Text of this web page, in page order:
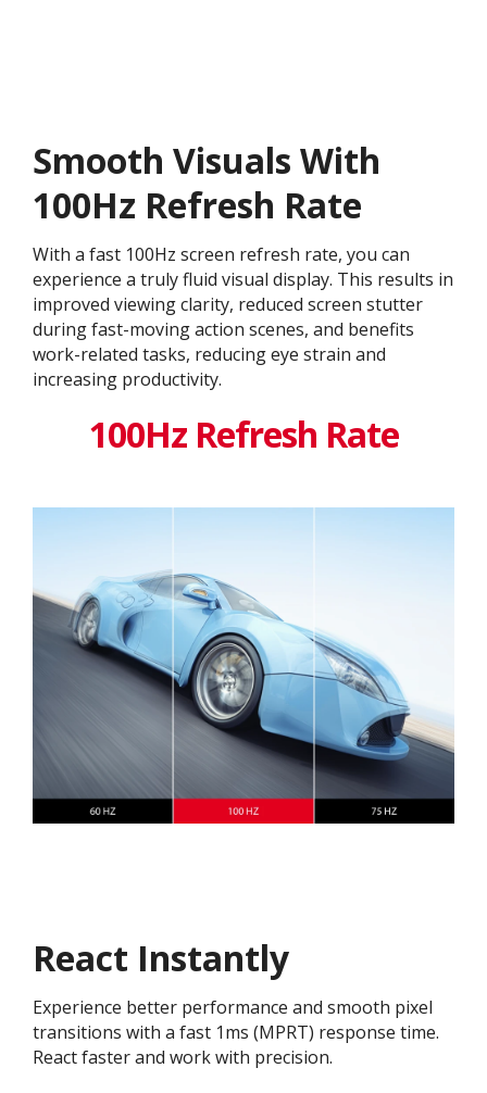
Smooth Visuals With
100Hz Refresh Rate
With a fast 100Hz screen refresh rate, you can
experience a truly fluid visual display. This results in
improved viewing clarity, reduced screen stutter
during fast-moving action scenes, and benefits
work-related tasks, reducing eye strain and
increasing productivity.
100Hz Refresh Rate
React Instantly
Experience better performance and smooth pixel
transitions with a fast 1ms (MPRT) response time.
React faster and work with precision.